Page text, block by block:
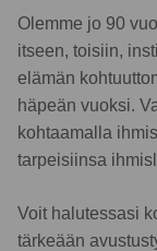
Olemme jo 90
itseen, toisiin,
elämän
häpeän vuoksi.
kohtaamalla
tarpeisiinsa
Voit halutessasi
tärkeään